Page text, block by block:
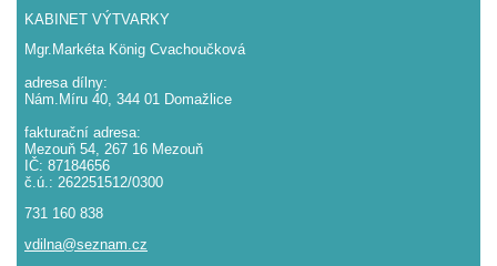
KABINET VÝTVARKY
Mgr.Markéta König Cvachoučková
adresa dílny:
Nám.Míru 40, 344 01 Domažlice
fakturační adresa:
Mezouň 54, 267 16 Mezouň
IČ: 87184656
č.ú.: 262251512/0300
731 160 838
vdilna@seznam.cz